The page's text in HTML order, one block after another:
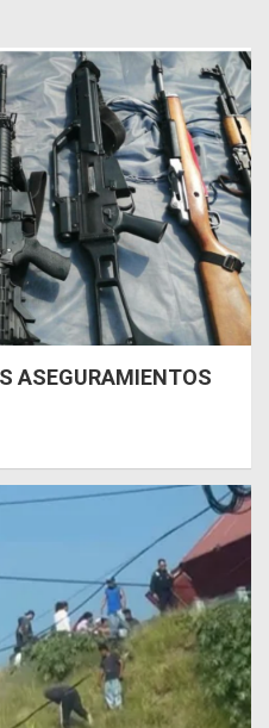
ASEGURAMIENTOS